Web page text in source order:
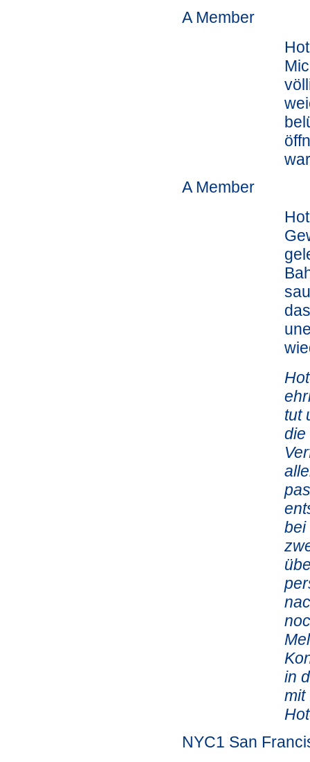
A Member
A Member
tut
die
bei
in
mit
NYC1 San